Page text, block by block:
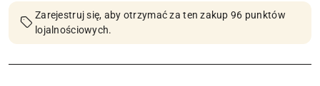
Zarejestruj się, aby otrzymać za ten zakup 96 punktów
lojalnościowych.